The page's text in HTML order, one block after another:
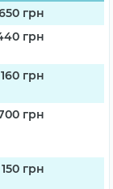
грн
грн
грн
грн
150 грн